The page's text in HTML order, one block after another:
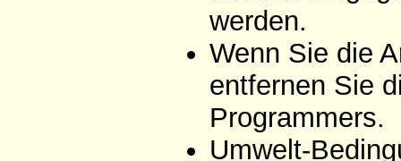
werden.
Wenn Sie die
entfernen Sie
Programmers.
Umwelt-